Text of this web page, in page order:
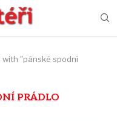
"pánské spodní
PRÁDLO